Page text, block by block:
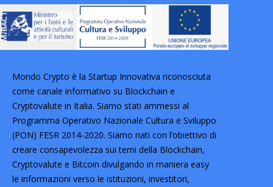
Mondo Crypto è la Startup Innovativa riconosciuta
come canale informativo su Blockchain e
Cryptovalute in Italia. Siamo stati ammessi al
Programma Operativo Nazionale Cultura e Sviluppo
(PON) FESR 2014-2020. Siamo nati con l’obiettivo di
creare consapevolezza sui temi della Blockchain,
Cryptovalute e Bitcoin divulgando in maniera easy
le informazioni verso le istituzioni, investitori,